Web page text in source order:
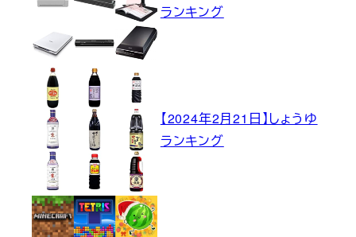
ランキング
【2024年2月21日】しょうゆ
ランキング